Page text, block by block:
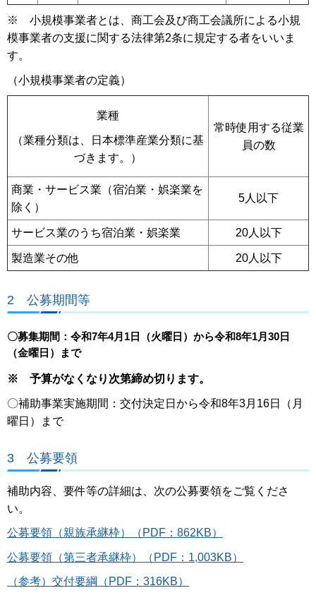
※ 小規模事業者とは、商工会及び商工会議所による小規
模事業者の支援に関する法律第2条に規定する者をいいま
す。
（小規模事業者の定義）
業種
（業種分類は、日本標準産業分類に基
づきます。）
常時使用する従業
員の数
商業・サービス業（宿泊業・娯楽業を
除く）
5人以下
サービス業のうち宿泊業・娯楽業 20人以下
製造業その他 20人以下
2 公募期間等
〇募集期間：令和7年4月1日（火曜日）から令和8年1月30日
（金曜日）まで
※ 予算がなくなり次第締め切ります。
〇補助事業実施期間：交付決定日から令和8年3月16日（月
曜日）まで
3 公募要領
補助内容、要件等の詳細は、次の公募要領をご覧くださ
い。
公募要領（親族承継枠）（PDF：862KB）
公募要領（第三者承継枠）（PDF：1,003KB）
（参考）交付要綱（PDF：316KB）